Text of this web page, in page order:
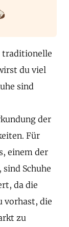
traditionelle
du viel
sind
der
Für
einem der
Schuhe
da die
vorhast, die
zu